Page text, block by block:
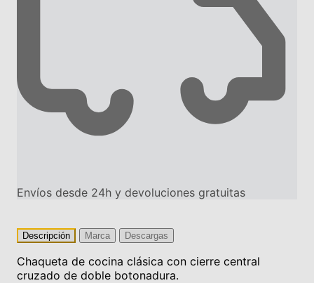
Envíos desde 24h y devoluciones gratuitas
Descripción Marca Descargas
Chaqueta de cocina clásica con cierre central
cruzado de doble botonadura.